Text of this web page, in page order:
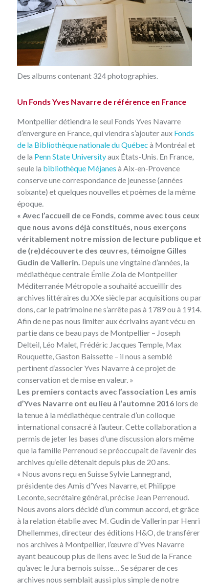
Des albums contenant 324 photographies.
Un Fonds Yves Navarre de référence en France
Montpellier détiendra le seul Fonds Yves Navarre
d’envergure en France, qui viendra s’ajouter aux Fonds
de la Bibliothèque nationale du Québec à Montréal et
de la Penn State Universityaux États-Unis. En France,
seule la bibliothèque Méjanes à Aix-en-Provence
conserve une correspondance de jeunesse (années
soixante) et quelques nouvelles et poèmes de la même
époque.
« Avec l’accueil de ce Fonds, comme avec tous ceux
que nous avons déjà constitués, nous exerçons
véritablement notre mission de lecture publique et
de (re)découverte des œuvres, témoigne Gilles
Gudin de Vallerin. Depuis une vingtaine d’années, la
médiathèque centrale Émile Zola de Montpellier
Méditerranée Métropole a souhaité accueillir des
archives littéraires du XXe siècle par acquisitions ou par
dons, car le patrimoine ne s’arrête pas à 1789 ou à 1914.
Afin de ne pas nous limiter aux écrivains ayant vécu en
partie dans ce beau pays de Montpellier – Joseph
Delteil, Léo Malet, Frédéric Jacques Temple, Max
Rouquette, Gaston Baissette – il nous a semblé
pertinent d’associer Yves Navarre à ce projet de
conservation et de mise en valeur. »
Les premiers contacts avec l’association Les amis
d’Yves Navarre ont eu lieu à l’automne 2016 lors de
la tenue à la médiathèque centrale d’un colloque
international consacré à l’auteur. Cette collaboration a
permis de jeter les bases d’une discussion alors même
que la famille Perrenoud se préoccupait de l’avenir des
archives qu’elle détenait depuis plus de 20 ans.
« Nous avons reçu en Suisse Sylvie Lannegrand,
présidente des Amis d’Yves Navarre, et Philippe
Leconte, secrétaire général, précise Jean Perrenoud.
Nous avons alors décidé d’un commun accord, et grâce
à la relation établie avec M. Gudin de Vallerin par Henri
Dhellemmes, directeur des éditions H&O, de transférer
nos archives à Montpellier, l’œuvre d’Yves Navarre
ayant beaucoup plus de liens avec le Sud de la France
qu’avec le Jura bernois suisse… Se séparer de ces
archives nous semblait aussi plus simple de notre